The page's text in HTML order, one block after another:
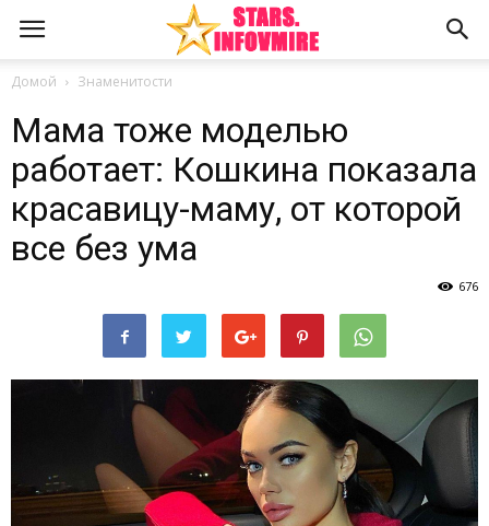
Домой Знаменитости
Мама тоже моделью
работает: Кошкина показала
красавицу-маму, от которой
все без ума
676